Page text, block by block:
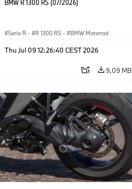
BMW R 1300 RS (07/2026)
Serie R · R 1300 RS · BMW Motorrad
Thu Jul 09 12:26:40 CEST 2026
9,09 MB